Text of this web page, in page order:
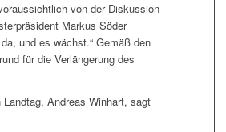
von der Diskussion
Markus Söder
und es wächst.“ Gemäß den
für die Verlängerung des
Andreas Winhart, sagt